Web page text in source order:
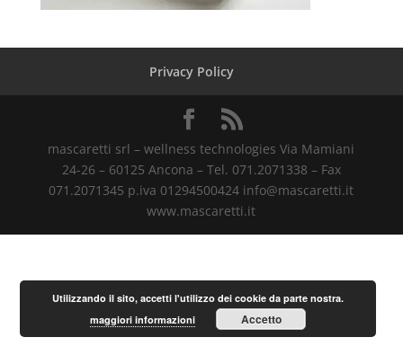
Privacy Policy
mascaretti srl – wellness technologies Via Mamiani
24-26 – 60125 Ancona – Tel. 071.2071338 – Fax
071.2071345 p.iva 01294500424 info@mascaretti.it
www.mascaretti.it
Utilizzando il sito, accetti l'utilizzo dei cookie da parte nostra.
maggiori informazioni
Accetto